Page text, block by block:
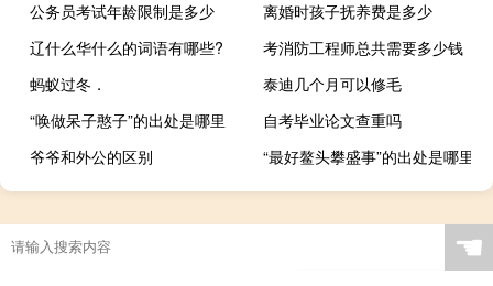
公务员考试年龄限制是多少
离婚时孩子抚养费是多少
辽什么华什么的词语有哪些?
考消防工程师总共需要多少钱
蚂蚁过冬．
泰迪几个月可以修毛
“唤做呆子憨子”的出处是哪里
自考毕业论文查重吗
爷爷和外公的区别
“最好鳌头攀盛事”的出处是哪里
☚